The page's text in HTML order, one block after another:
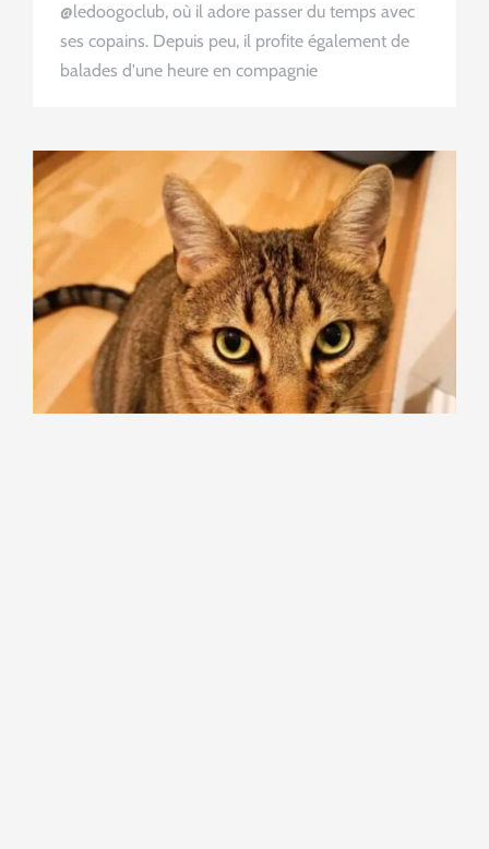
@ledoogoclub, où il adore passer du temps avec
ses copains. Depuis peu, il profite également de
balades d'une heure en compagnie